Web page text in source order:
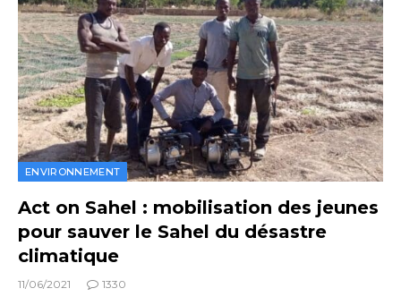
ENVIRONNEMENT
Act on Sahel : mobilisation des jeunes
pour sauver le Sahel du désastre
climatique
11/06/2021 1330